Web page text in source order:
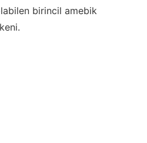
birincil amebik